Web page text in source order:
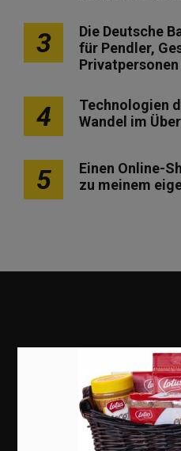
3
Die Deutsche
für Pendler,
Privatpersonen
4
Technologien
Wandel im
5
Einen Online-
zu meinem
Erfolgsgeschichten